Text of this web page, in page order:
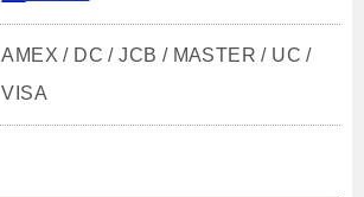
AMEX / DC / JCB / MASTER / UC /
VISA